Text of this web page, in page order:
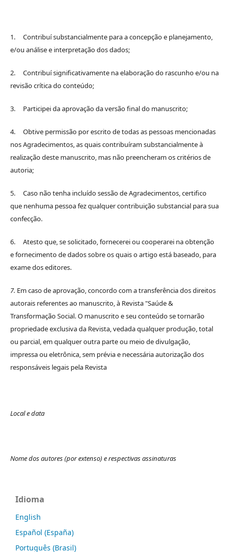
1. Contribuí substancialmente para a concepção e planejamento,
e/ou análise e interpretação dos dados;
2. Contribuí significativamente na elaboração do rascunho e/ou na
revisão crítica do conteúdo;
3. Participei da aprovação da versão final do manuscrito;
4. Obtive permissão por escrito de todas as pessoas mencionadas
nos Agradecimentos, as quais contribuíram substancialmente à
realização deste manuscrito, mas não preencheram os critérios de
autoria;
5. Caso não tenha incluído sessão de Agradecimentos, certifico
que nenhuma pessoa fez qualquer contribuição substancial para sua
confecção.
6. Atesto que, se solicitado, fornecerei ou cooperarei na obtenção
e fornecimento de dados sobre os quais o artigo está baseado, para
exame dos editores.
7. Em caso de aprovação, concordo com a transferência dos direitos
autorais referentes ao manuscrito, à Revista "Saúde &
Transformação Social. O manuscrito e seu conteúdo se tornarão
propriedade exclusiva da Revista, vedada qualquer produção, total
ou parcial, em qualquer outra parte ou meio de divulgação,
impressa ou eletrônica, sem prévia e necessária autorização dos
responsáveis legais pela Revista
Local e data
Nome dos autores (por extenso) e respectivas assinaturas
Idioma
English
Español (España)
Português (Brasil)